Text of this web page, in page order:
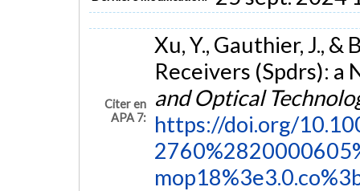
Citer en
APA 7:
Xu, Y., Gauthier, J.,
Receivers (Spdrs): a
and Optical
https://doi.org/